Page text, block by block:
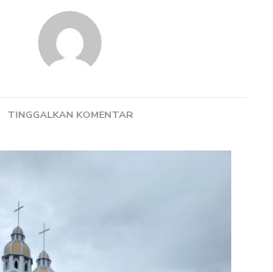
TINGGALKAN KOMENTARPADA